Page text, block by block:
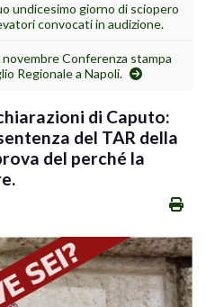
undicesimo giorno di sciopero
convocati in audizione.
Conferenza stampa
Regionale a Napoli.
di Caputo:
del TAR della
del perché la